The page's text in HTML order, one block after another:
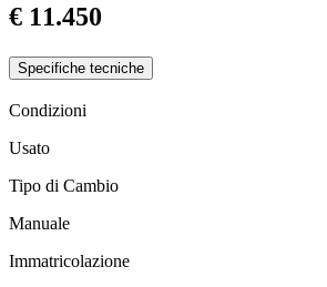
€ 11.450
Specifiche tecniche
Condizioni
Usato
Tipo di Cambio
Manuale
Immatricolazione